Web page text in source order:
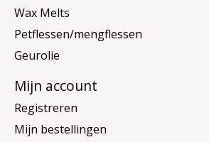
Wax Melts
Petflessen/mengflessen
Geurolie
Mijn account
Registreren
Mijn bestellingen